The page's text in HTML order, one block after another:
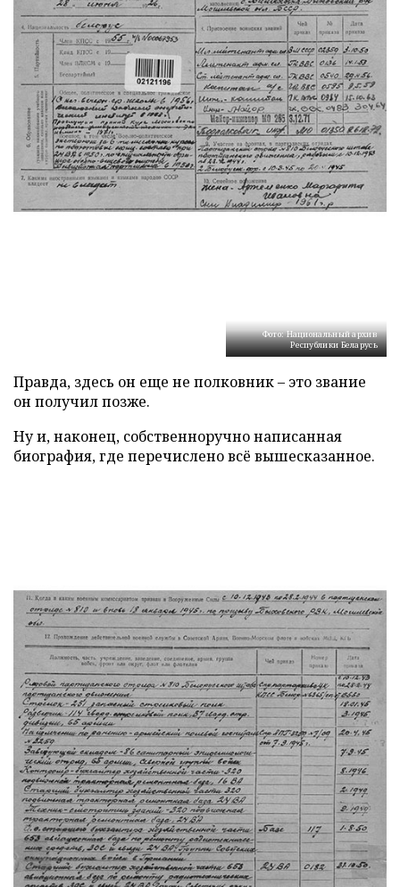
Фото: Национальный архив
Республики Беларусь
Правда, здесь он еще не полковник – это звание
он получил позже.
Ну и, наконец, собственноручно написанная
биография, где перечислено всё вышесказанное.